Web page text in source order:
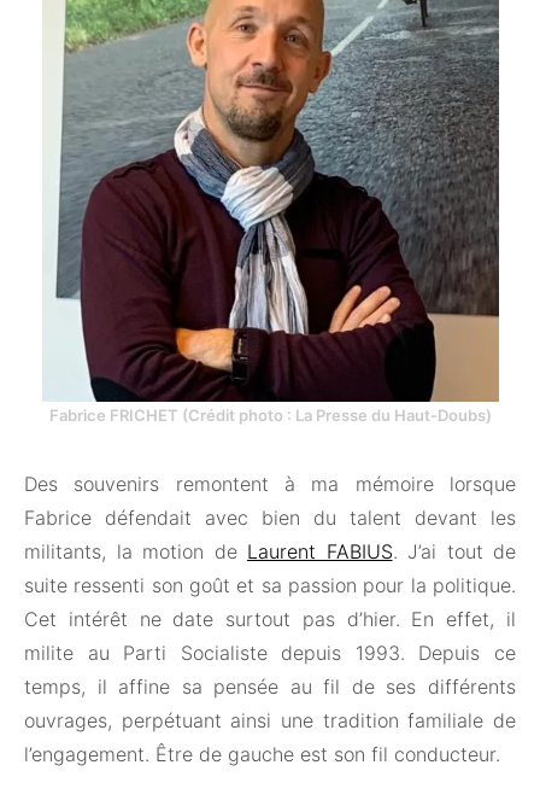
Fabrice FRICHET (Crédit photo : La Presse du Haut-Doubs)
Des souvenirs remontent à ma mémoire lorsque
Fabrice défendait avec bien du talent devant les
militants, la motion de Laurent FABIUS. J’ai tout de
suite ressenti son goût et sa passion pour la politique.
Cet intérêt ne date surtout pas d’hier. En effet, il
milite au Parti Socialiste depuis 1993. Depuis ce
temps, il affine sa pensée au fil de ses différents
ouvrages, perpétuant ainsi une tradition familiale de
l’engagement. Être de gauche est son fil conducteur.